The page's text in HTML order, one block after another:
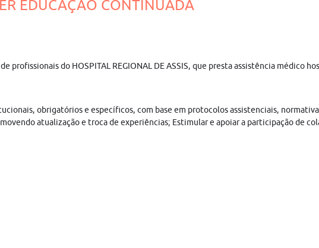
EDUCAÇÃO CONTINUADA
profissionais do HOSPITAL REGIONAL DE ASSIS, que presta assistência médico
obrigatórios e específicos, com base em protocolos assistenciais,
atualização e troca de experiências; Estimular e apoiar a participação